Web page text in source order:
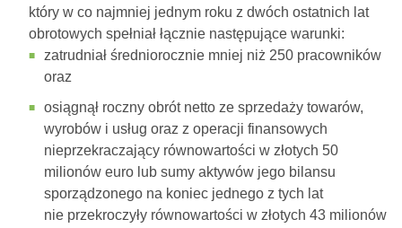
który w co najmniej jednym roku z dwóch ostatnich lat
obrotowych spełniał łącznie następujące warunki:
zatrudniał średniorocznie mniej niż 250 pracowników
oraz
osiągnął roczny obrót netto ze sprzedaży towarów,
wyrobów i usług oraz z operacji finansowych
nieprzekraczający równowartości w złotych 50
milionów euro lub sumy aktywów jego bilansu
sporządzonego na koniec jednego z tych lat
nie przekroczyły równowartości w złotych 43 milionów